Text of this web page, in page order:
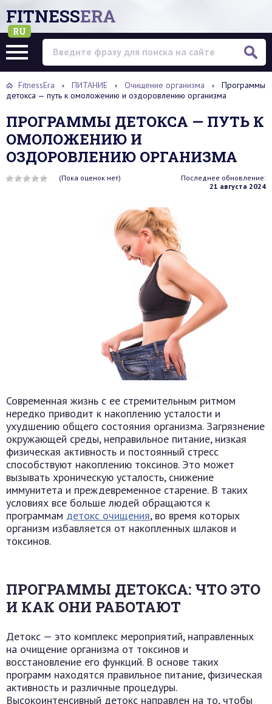
FITNESSERA
RU
FitnessEra ПИТАНИЕ Очищение организма
Программы
детокса — путь к омоложению и оздоровлению организма
ПРОГРАММЫ ДЕТОКСА — ПУТЬ К
ОМОЛОЖЕНИЮ И
ОЗДОРОВЛЕНИЮ ОРГАНИЗМА
(Пока оценок нет)
Последнее обновление:
21 августа 2024
Современная жизнь с ее стремительным ритмом
нередко приводит к накоплению усталости и
ухудшению общего состояния организма. Загрязнение
окружающей среды, неправильное питание, низкая
физическая активность и постоянный стресс
способствуют накоплению токсинов. Это может
вызывать хроническую усталость, снижение
иммунитета и преждевременное старение. В таких
условиях все больше людей обращаются к
программам детокс очищения, во время которых
организм избавляется от накопленных шлаков и
токсинов.
ПРОГРАММЫ ДЕТОКСА: ЧТО ЭТО
И КАК ОНИ РАБОТАЮТ
Детокс — это комплекс мероприятий, направленных
на очищение организма от токсинов и
восстановление его функций. В основе таких
программ находятся правильное питание, физическая
активность и различные процедуры.
Высокоинтенсивный детокс направлен на то, чтобы